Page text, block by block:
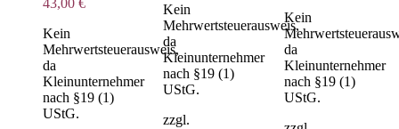
Kein
Mehrwertsteuerausweis,
da
Kleinunternehmer
nach §19 (1)
UStG.
Kein
Mehrwertsteuerausweis,
da
Kleinunternehmer
nach §19 (1)
UStG.
zzgl.
Kein
da
Kleinunternehmer
nach §19 (1)
UStG.